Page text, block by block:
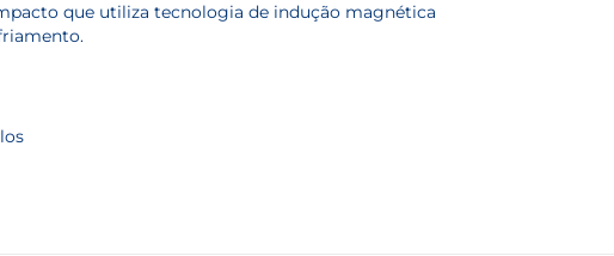
que utiliza tecnologia de indução magnética